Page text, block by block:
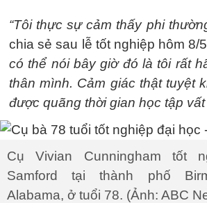
“Tôi thực sự cảm thấy phi
chia sẻ sau lễ tốt nghiệp hôm 8/
có thể nói bây giờ đó là tôi rất
thân mình. Cảm giác thật tuyệt
được quãng thời gian học tập vất
Cụ Vivian Cunningham tốt
Samford tại thành phố
Alabama, ở tuổi 78. (Ảnh: ABC